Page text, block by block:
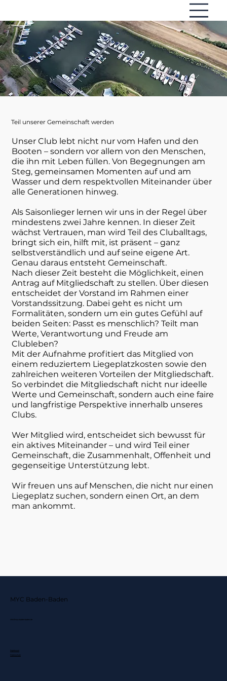
Teil unserer Gemeinschaft werden
Unser Club lebt nicht nur vom Hafen und den
Booten – sondern vor allem von den Menschen,
die ihn mit Leben füllen. Von Begegnungen am
Steg, gemeinsamen Momenten auf und am
Wasser und dem respektvollen Miteinander über
alle Generationen hinweg.
Als Saisonlieger lernen wir uns in der Regel über
mindestens zwei Jahre kennen. In dieser Zeit
wächst Vertrauen, man wird Teil des Cluballtags,
bringt sich ein, hilft mit, ist präsent – ganz
selbstverständlich und auf seine eigene Art.
Genau daraus entsteht Gemeinschaft.
Nach dieser Zeit besteht die Möglichkeit, einen
Antrag auf Mitgliedschaft zu stellen. Über diesen
entscheidet der Vorstand im Rahmen einer
Vorstandssitzung. Dabei geht es nicht um
Formalitäten, sondern um ein gutes Gefühl auf
beiden Seiten: Passt es menschlich? Teilt man
Werte, Verantwortung und Freude am
Clubleben?
Mit der Aufnahme profitiert das Mitglied von
einem reduziertem Liegeplatzkosten sowie den
zahlreichen weiteren Vorteilen der Mitgliedschaft.
So verbindet die Mitgliedschaft nicht nur ideelle
Werte und Gemeinschaft, sondern auch eine faire
und langfristige Perspektive innerhalb unseres
Clubs.
Wer Mitglied wird, entscheidet sich bewusst für
ein aktives Miteinander – und wird Teil einer
Gemeinschaft, die Zusammenhalt, Offenheit und
gegenseitige Unterstützung lebt.
Wir freuen uns auf Menschen, die nicht nur einen
Liegeplatz suchen, sondern einen Ort, an dem
man ankommt.
MYC Baden-Baden
info@myc-baden-baden.de
Impressum
Datenschutz